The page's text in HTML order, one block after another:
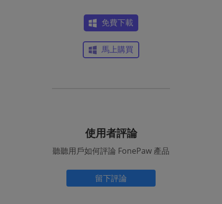
免費下載
馬上購買
使用者評論
聽聽用戶如何評論 FonePaw 產品
留下評論